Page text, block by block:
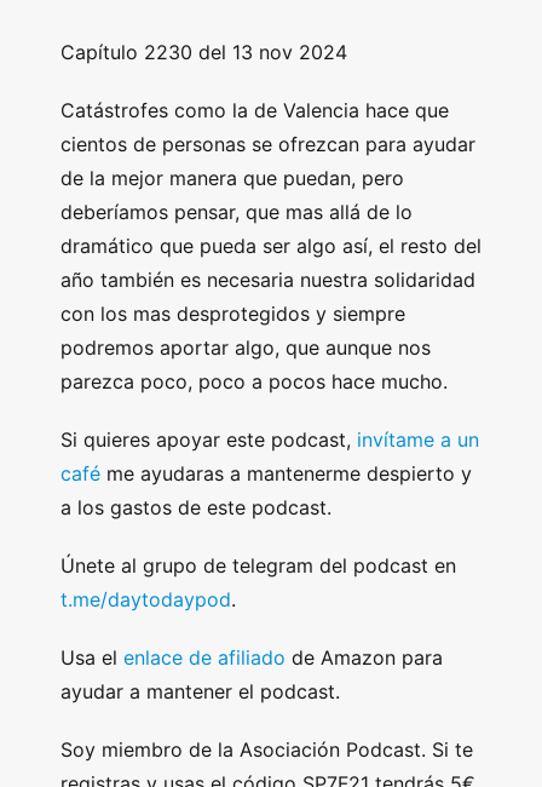
Capítulo 2230 del 13 nov 2024
Catástrofes como la de Valencia hace que
cientos de personas se ofrezcan para ayudar
de la mejor manera que puedan, pero
deberíamos pensar, que mas allá de lo
dramático que pueda ser algo así, el resto del
año también es necesaria nuestra solidaridad
con los mas desprotegidos y siempre
podremos aportar algo, que aunque nos
parezca poco, poco a pocos hace mucho.
Si quieres apoyar este podcast, invítame a un
café me ayudaras a mantenerme despierto y
a los gastos de este podcast.
Únete al grupo de telegram del podcast en
t.me/daytodaypod.
Usa el enlace de afiliado de Amazon para
ayudar a mantener el podcast.
Soy miembro de la Asociación Podcast. Si te